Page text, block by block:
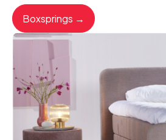
Boxsprings →